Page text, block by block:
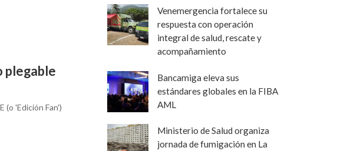
plegable
(o 'Edición Fan')
Venemergencia fortalece su
respuesta con operación
integral de salud, rescate y
acompañamiento
Bancamiga eleva sus
estándares globales en la FIBA
AML
Ministerio de Salud organiza
jornada de fumigación en La